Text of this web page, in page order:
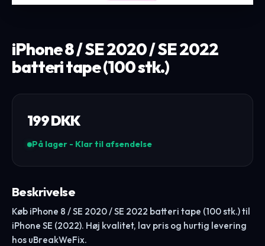
iPhone 8 / SE 2020 / SE 2022
batteri tape (100 stk.)
199DKK
På lager - Klar til afsendelse
Beskrivelse
Køb iPhone 8 / SE 2020 / SE 2022 batteri tape (100 stk.) til
iPhone SE (2022). Høj kvalitet, lav pris og hurtig levering
hos uBreakWeFix.